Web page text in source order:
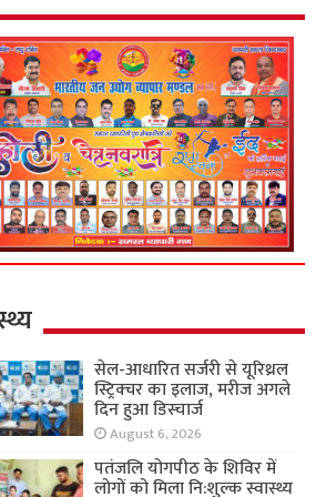
सेल-आधारित सर्जरी से यूरिथ्रल
स्ट्रिक्चर का इलाज, मरीज अगले
दिन हुआ डिस्चार्ज
August 6, 2026
पतंजलि योगपीठ के शिविर में
लोगों को मिला नि:शुल्क स्वास्थ्य